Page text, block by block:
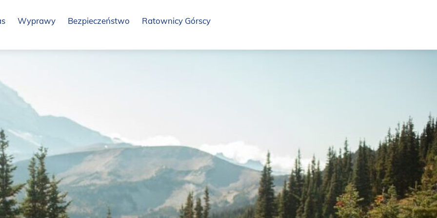
Wyprawy Bezpieczeństwo Ratownicy Górscy